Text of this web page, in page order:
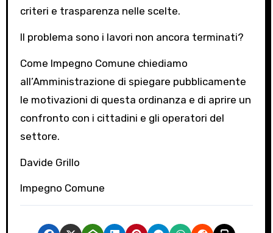
criteri e trasparenza nelle scelte.
Il problema sono i lavori non ancora terminati?
Come Impegno Comune chiediamo
all’Amministrazione di spiegare pubblicamente
le motivazioni di questa ordinanza e di aprire un
confronto con i cittadini e gli operatori del
settore.
Davide Grillo
Impegno Comune